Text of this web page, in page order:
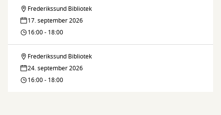
giganterne
fra
tech-
giganterne
IT-
café:
fra
tech-
Frederikssund Bibliotek
17. september 2026
16:00 - 18:00
IT-
café:
Frederikssund Bibliotek
24. september 2026
16:00 - 18:00